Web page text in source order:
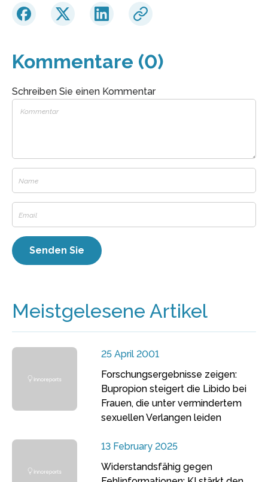
Kommentare (0)
Schreiben Sie einen Kommentar
Meistgelesene Artikel
25 April 2001
Forschungsergebnisse zeigen:
Bupropion steigert die Libido bei
Frauen, die unter vermindertem
sexuellen Verlangen leiden
13 February 2025
Widerstandsfähig gegen